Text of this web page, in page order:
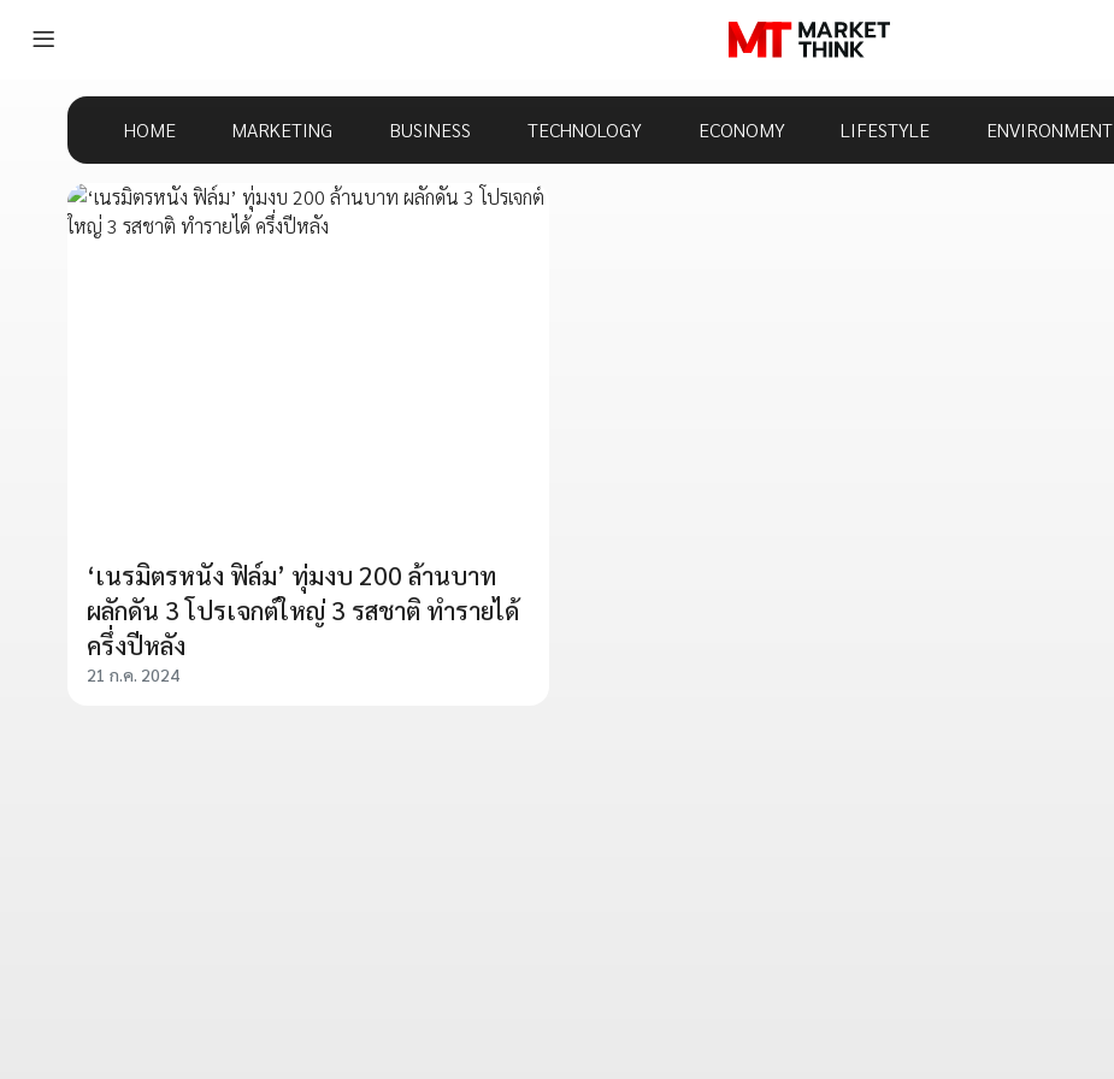
HOME MARKETING BUSINESS TECHNOLOGY ECONOMY LIFESTYLE ENVIRONMENT
‘เนรมิตรหนัง ฟิล์ม’ ทุ่มงบ 200 ล้านบาท
ผลักดัน 3 โปรเจกต์ใหญ่ 3 รสชาติ ทำรายได้
ครึ่งปีหลัง
21 ก.ค. 2024